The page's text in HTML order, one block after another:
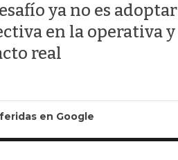
ya no es
en la operativa y
real
en Google